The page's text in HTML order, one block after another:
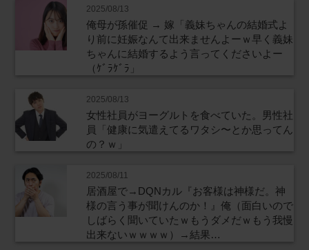
2025/08/13
俺母が孫催促 → 嫁「義妹ちゃんの結婚式よ
り前に妊娠なんて出来ませんよーｗ早く義妹
ちゃんに結婚するよう言ってくださいよー
（ｹﾞﾗｹﾞﾗ」
2025/08/13
女性社員がヨーグルトを食べていた。男性社
員「健康に気遣えてるワタシ〜とか思ってん
の？ｗ」
2025/08/11
居酒屋で→DQNカル『お客様は神様だ。神
様の言う事が聞けんのか！』俺（面白いので
しばらく聞いていたｗもうダメだｗもう我慢
出来ないｗｗｗｗ）→結果…